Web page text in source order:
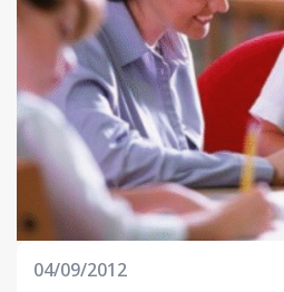
04/09/2012